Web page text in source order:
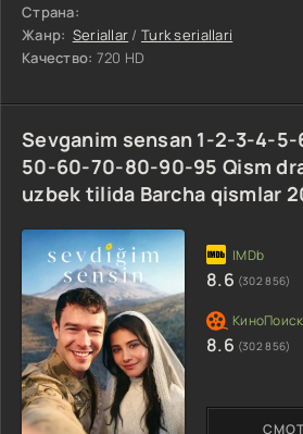
Страна:
Жанр: Seriallar /Turk seriallari
Качество: 720 HD
Sevganim sensan 1-2-3-4-
50-60-70-80-90-95 Qism
uzbek tilida Barcha qismlar
8.6 (302 856)
8.6 (302 856)